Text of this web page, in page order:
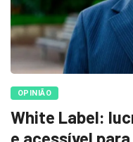
OPINIÃO
White Label:
e acessível